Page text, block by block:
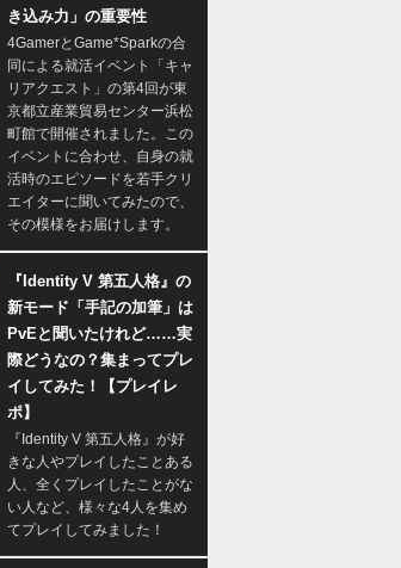
き込み力」の重要性
4GamerとGame*Sparkの合
同による就活イベント「キャ
リアクエスト」の第4回が東
京都立産業貿易センター浜松
町館で開催されました。この
イベントに合わせ、自身の就
活時のエピソードを若手クリ
エイターに聞いてみたので、
その模様をお届けします。
『Identity V 第五人格』の
新モード「手記の加筆」は
PvEと聞いたけれど……実
際どうなの？集まってプレ
イしてみた！【プレイレ
ポ】
『Identity V 第五人格』が好
きな人やプレイしたことある
人、全くプレイしたことがな
い人など、様々な4人を集め
てプレイしてみました！